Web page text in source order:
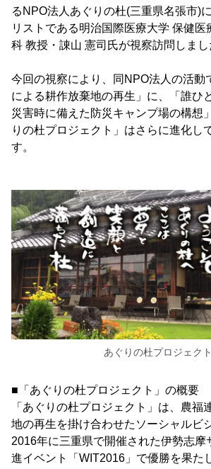
るNPO法人あぐりの杜(三重県名張市)
リストである明治国際医療大学 保健医
科 教授・諌山 憲司氏が視察訪問しまし
今回の視察により、同NPO法人の活動
による耕作放棄地の再生」に、「誰ひ
災害時に備えた防災キャンプ場の構想
りの杜プロジェクト」はさらに進化し
す。
あぐりの杜プロジェクト
■「あぐりの杜プロジェクト」の概要
「あぐりの杜プロジェクト」は、農福
地の再生を掛け合わせたソーシャルビ
2016年に三重県で開催された伊勢志摩
進イベント「WIT2016」で優勝を果た